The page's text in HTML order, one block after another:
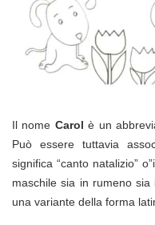
Il nome Carol è un
Può essere tuttavia
significa “canto natalizio”
maschile sia in rumeno
una variante della forma